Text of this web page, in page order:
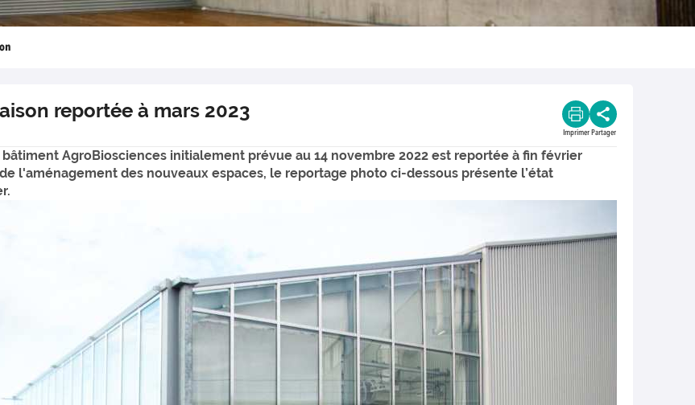
reportée à mars 2023
Imprimer Partager
AgroBiosciences initialement prévue au 14 novembre 2022 est reportée à fin février
l'aménagement des nouveaux espaces, le reportage photo ci-dessous présente l’état